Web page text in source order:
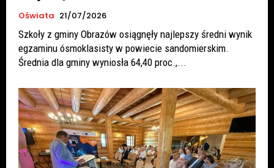
Oświata 21/07/2026
Szkoły z gminy Obrazów osiągnęły najlepszy średni wynik
egzaminu ósmoklasisty w powiecie sandomierskim.
Średnia dla gminy wyniosła 64,40 proc.,...